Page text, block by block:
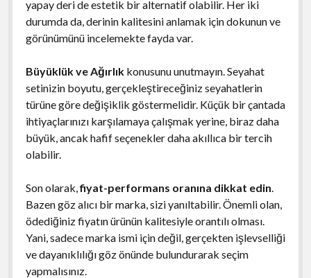
yapay deri de estetik bir alternatif olabilir. Her iki
durumda da, derinin kalitesini anlamak için dokunun ve
görünümünü incelemekte fayda var.
Büyüklük ve Ağırlıkkonusunu unutmayın. Seyahat
setinizin boyutu, gerçekleştireceğiniz seyahatlerin
türüne göre değişiklik göstermelidir. Küçük bir çantada
ihtiyaçlarınızı karşılamaya çalışmak yerine, biraz daha
büyük, ancak hafif seçenekler daha akıllıca bir tercih
olabilir.
Son olarak,fiyat-performans oranına dikkat edin.
Bazen göz alıcı bir marka, sizi yanıltabilir. Önemli olan,
ödediğiniz fiyatın ürünün kalitesiyle orantılı olması.
Yani, sadece marka ismi için değil, gerçekten işlevselliği
ve dayanıklılığı göz önünde bulundurarak seçim
yapmalısınız.